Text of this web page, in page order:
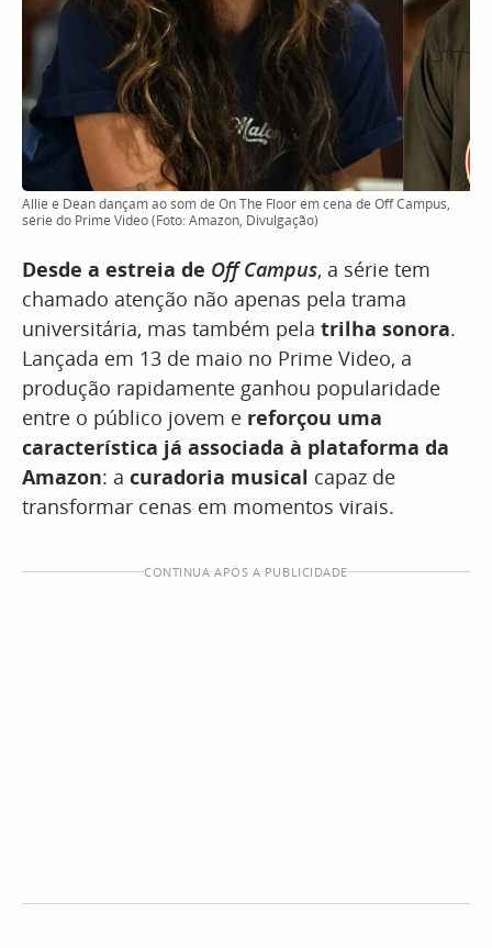
Allie e Dean dançam ao som de On The Floor em cena de Off Campus,
série do Prime Video (Foto: Amazon, Divulgação)
Desde a estreia de Off Campus, a série tem
chamado atenção não apenas pela trama
universitária, mas também pela trilha sonora.
Lançada em 13 de maio no Prime Video, a
produção rapidamente ganhou popularidade
entre o público jovem e reforçou uma
característica já associada à plataforma da
Amazon: a curadoria musical capaz de
transformar cenas em momentos virais.
CONTINUA APÓS A PUBLICIDADE